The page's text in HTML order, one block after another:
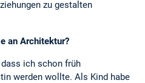
zu gestalten
an Architektur?
ich schon früh
werden wollte. Als Kind habe